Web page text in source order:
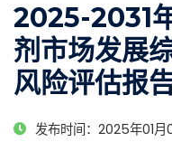
2025-2031
剂市场发展
风险评估报
发布时间：2025年01月